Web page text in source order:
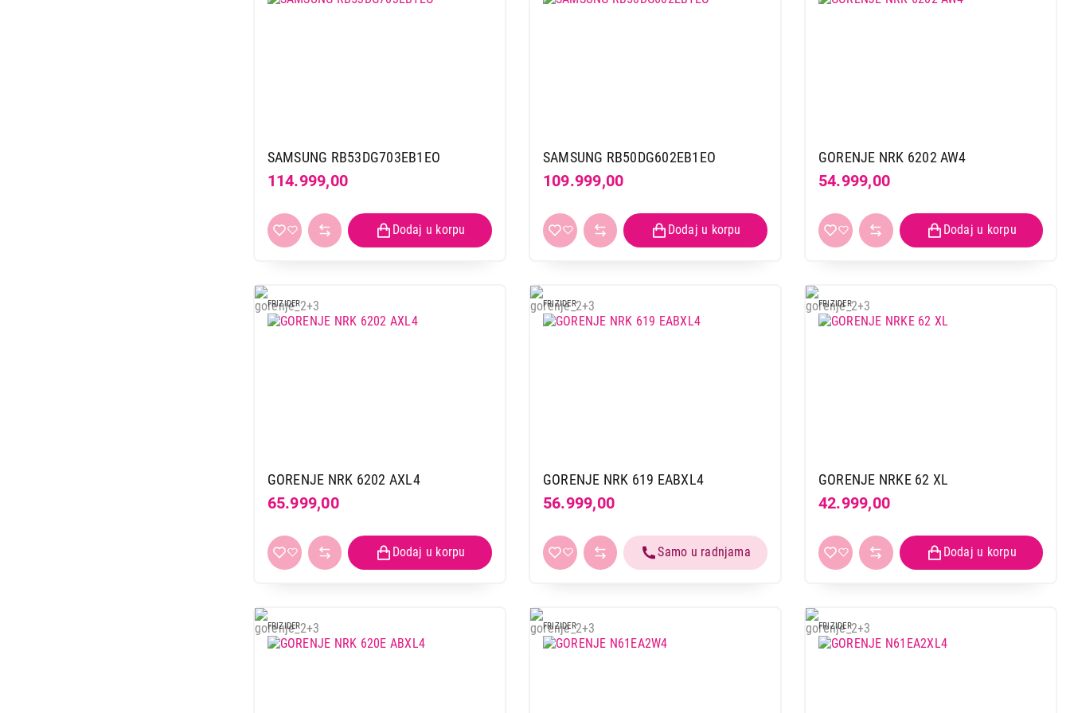
SAMSUNG RB53DG703EB1EO
114.999,00
SAMSUNG RB50DG602EB1EO
109.999,00
GORENJE NRK 6202 AW4
54.999,00
FRIZIDER
GORENJE NRK 6202 AXL4
65.999,00
FRIZIDER
GORENJE NRK 619 EABXL4
56.999,00
FRIZIDER
GORENJE NRKE 62 XL
42.999,00
FRIZIDER FRIZIDER FRIZIDER